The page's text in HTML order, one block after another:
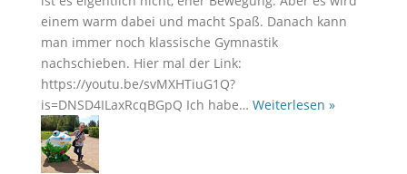
einem warm dabei und macht Spaß. Danach kann
man immer noch klassische Gymnastik
nachschieben. Hier mal der Link:
https://youtu.be/svMXHTiuG1Q?
is=DNSD4ILaxRcqBGpQ Ich habe… Weiterlesen »